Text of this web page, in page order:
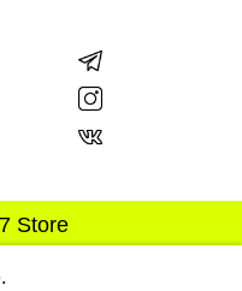
Store
или частичное
коммерческих целях